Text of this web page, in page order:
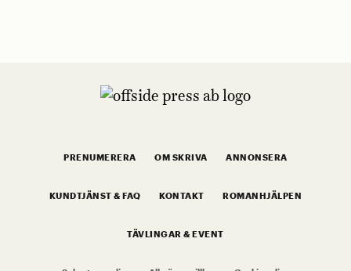
PRENUMERERA OM SKRIVA ANNONSERA
KUNDTJÄNST & FAQ KONTAKT ROMANHJÄLPEN
TÄVLINGAR & EVENT